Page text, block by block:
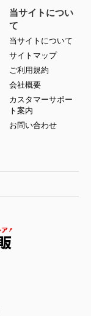
当サイトについ
て
当サイトについて
サイトマップ
ご利用規約
会社概要
カスタマーサポー
ト案内
お問い合わせ